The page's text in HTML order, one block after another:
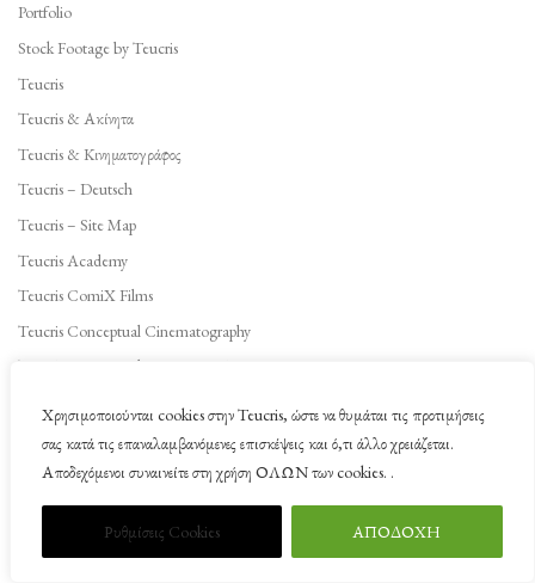
Χρησιμοποιούνται cookies στην Teucris, ώστε να θυμάται τις προτιμήσεις
σας κατά τις επαναλαμβανόμενες επισκέψεις και ό,τι άλλο χρειάζεται.
Αποδεχόμενοι συναινείτε στη χρήση ΟΛΩΝ των cookies. .
Ρυθμίσεις Cookies ΑΠΟΔΟΧΗ
Portfolio
Stock Footage by Teucris
Teucris
Teucris & Ακίνητα
Teucris & Κινηματογράφος
Teucris – Deutsch
Teucris – Site Map
Teucris Academy
Teucris ComiX Films
Teucris Conceptual Cinematography
Teucris Conceptual Documentaries
Teucris Dokumentarfilm Produktion in Griechenland
Teucris Dokumentarfilmproduktion in Griechenland
Teucris Films